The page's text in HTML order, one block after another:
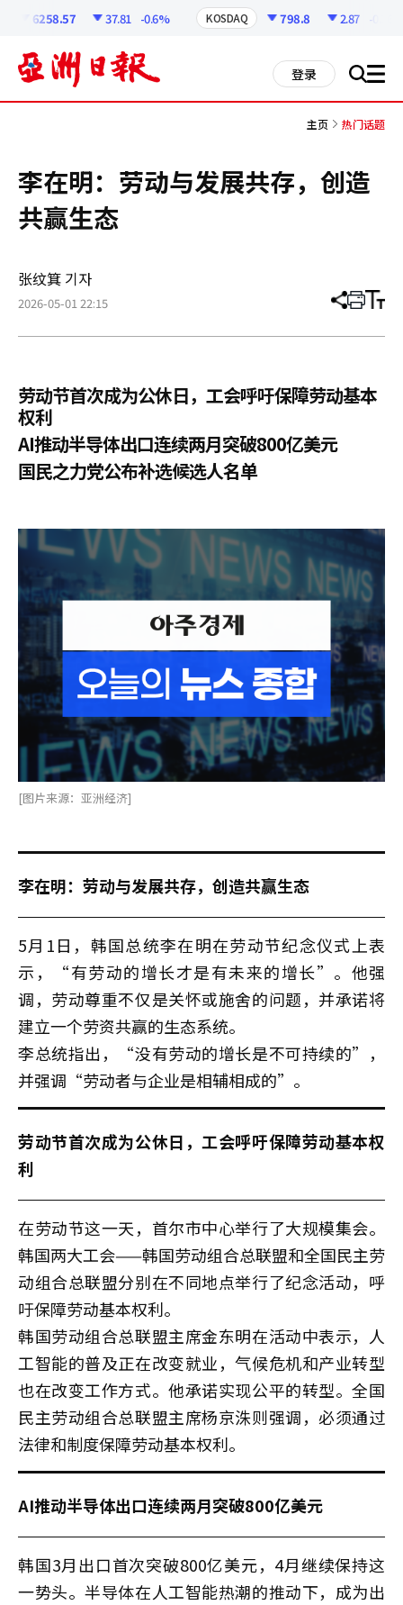
6258.57 37.81 -0.6% KOSDAQ 798.8 2.87 -0.36%
登录 搜 all
主页 热门话题
李在明：劳动与发展共存，创造
共赢生态
张纹箕 기자
2026-05-01 22:15 分
章
打 调
小
劳动节首次成为公休日，工会呼吁保障劳动基本
权利
AI推动半导体出口连续两月突破800亿美元
国民之力党公布补选候选人名单
[图片来源：亚洲经济]
李在明：劳动与发展共存，创造共赢生态
5月1日，韩国总统李在明在劳动节纪念仪式上表
示，“有劳动的增长才是有未来的增长”。他强
调，劳动尊重不仅是关怀或施舍的问题，并承诺将
建立一个劳资共赢的生态系统。
李总统指出，“没有劳动的增长是不可持续的”，
并强调“劳动者与企业是相辅相成的”。
劳动节首次成为公休日，工会呼吁保障劳动基本权
利
在劳动节这一天，首尔市中心举行了大规模集会。
韩国两大工会——韩国劳动组合总联盟和全国民主劳
动组合总联盟分别在不同地点举行了纪念活动，呼
吁保障劳动基本权利。
韩国劳动组合总联盟主席金东明在活动中表示，人
工智能的普及正在改变就业，气候危机和产业转型
也在改变工作方式。他承诺实现公平的转型。全国
民主劳动组合总联盟主席杨京洙则强调，必须通过
法律和制度保障劳动基本权利。
AI推动半导体出口连续两月突破800亿美元
韩国3月出口首次突破800亿美元，4月继续保持这
一势头。半导体在人工智能热潮的推动下，成为出